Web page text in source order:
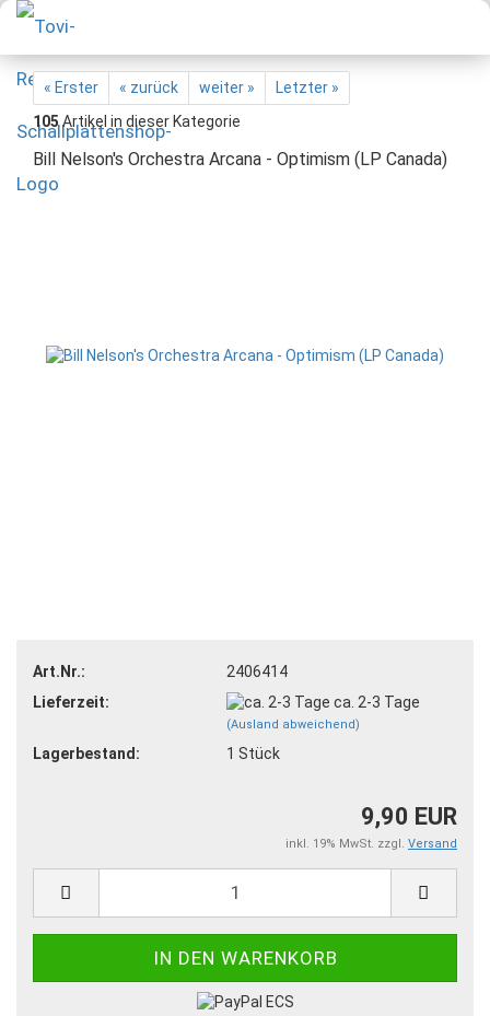
« Erster « zurück weiter »
Letzter »
105Artikel in dieser Kategorie
Bill Nelson's Orchestra Arcana - Optimism (LP Canada)
Art.Nr.:
2406414
Lieferzeit:
ca. 2-3 Tage
(Ausland abweichend)
Lagerbestand: 1 Stück
9,90 EUR
inkl. 19% MwSt. zzgl. Versand